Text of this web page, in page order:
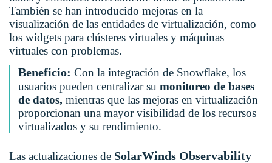
También se han introducido mejoras en la
visualización de las entidades de virtualización, como
los widgets para clústeres virtuales y máquinas
virtuales con problemas.
Beneficio: Con la integración de Snowflake, los
usuarios pueden centralizar su monitoreo de bases
de datos, mientras que las mejoras en virtualización
proporcionan una mayor visibilidad de los recursos
virtualizados y su rendimiento.
Las actualizaciones de SolarWinds Observability